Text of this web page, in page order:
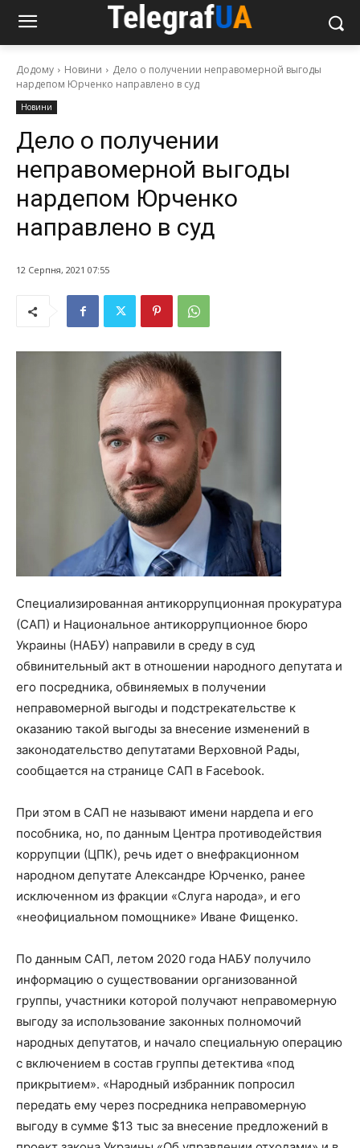
Додому Новини
Дело о получении неправомерной выгоды
нардепом Юрченко направлено в суд
Новини
Дело о получении
неправомерной выгоды
нардепом Юрченко
направлено в суд
12 Серпня, 2021 07:55
Специализированная антикоррупционная прокуратура
(САП) и Национальное антикоррупционное бюро
Украины (НАБУ) направили в среду в суд
обвинительный акт в отношении народного депутата и
его посредника, обвиняемых в получении
неправомерной выгоды и подстрекательстве к
оказанию такой выгоды за внесение изменений в
законодательство депутатами Верховной Рады,
сообщается на странице САП в Facebook.
При этом в САП не называют имени нардепа и его
пособника, но, по данным Центра противодействия
коррупции (ЦПК), речь идет о внефракционном
народном депутате Александре Юрченко, ранее
исключенном из фракции «Слуга народа», и его
«неофициальном помощнике» Иване Фищенко.
По данным САП, летом 2020 года НАБУ получило
информацию о существовании организованной
группы, участники которой получают неправомерную
выгоду за использование законных полномочий
народных депутатов, и начало специальную операцию
с включением в состав группы детектива «под
прикрытием». «Народный избранник попросил
передать ему через посредника неправомерную
выгоду в сумме $13 тыс за внесение предложений в